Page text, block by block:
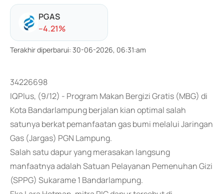
PGAS
--4.21%
Terakhir diperbarui: 30-06-2026, 06:31:am
34226698
IQPlus, (9/12) - Program Makan Bergizi Gratis (MBG) di
Kota Bandarlampung berjalan kian optimal salah
satunya berkat pemanfaatan gas bumi melalui Jaringan
Gas (Jargas) PGN Lampung.
Salah satu dapur yang merasakan langsung
manfaatnya adalah Satuan Pelayanan Pemenuhan Gizi
(SPPG) Sukarame 1 Bandarlampung.